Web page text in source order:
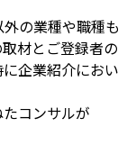
の業種や職種も
材とご登録者の
企業紹介におい
コンサルが